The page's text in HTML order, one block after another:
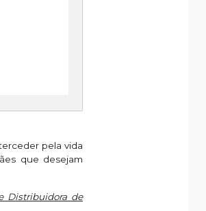
pela vida
que desejam
Distribuidora de